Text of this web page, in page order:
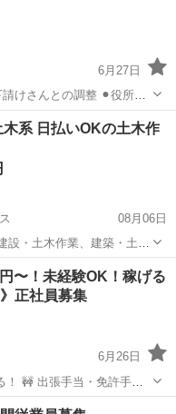
6月27日
けさんとの調整 ⚫︎役所協
格地元
系 日払いOKの土木作
08月06日
設・土木作業、建築・土木
万円～27万円 交通費:一
きし、考慮します。 試用期
〜！未経験OK！稼げる
正社員募集
6月26日
🚧 出張手当・免許手当
歓迎！安定して働ける環境
経験